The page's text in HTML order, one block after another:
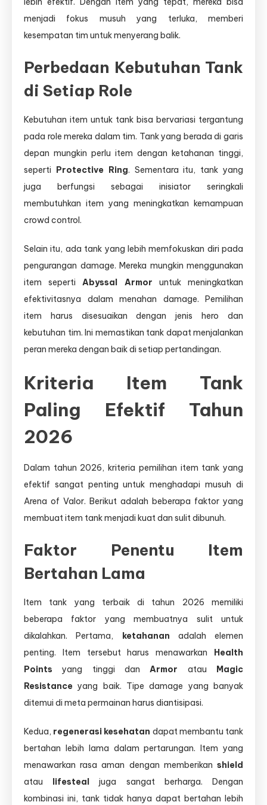
menjadi fokus musuh yang terluka, memberi
kesempatan tim untuk menyerang balik.
Perbedaan Kebutuhan Tank
di Setiap Role
Kebutuhan item untuk tank bisa bervariasi tergantung
pada role mereka dalam tim. Tank yang berada di garis
depan mungkin perlu item dengan ketahanan tinggi,
seperti Protective Ring. Sementara itu, tank yang
juga berfungsi sebagai inisiator seringkali
membutuhkan item yang meningkatkan kemampuan
crowd control.
Selain itu, ada tank yang lebih memfokuskan diri pada
pengurangan damage. Mereka mungkin menggunakan
item sepertiAbyssal Armor untuk meningkatkan
efektivitasnya dalam menahan damage. Pemilihan
item harus disesuaikan dengan jenis hero dan
kebutuhan tim. Ini memastikan tank dapat menjalankan
peran mereka dengan baik di setiap pertandingan.
Kriteria Item Tank
Paling Efektif Tahun
2026
Dalam tahun 2026, kriteria pemilihan item tank yang
efektif sangat penting untuk menghadapi musuh di
Arena of Valor. Berikut adalah beberapa faktor yang
membuat item tank menjadi kuat dan sulit dibunuh.
Faktor Penentu Item
Bertahan Lama
Item tank yang terbaik di tahun 2026 memiliki
beberapa faktor yang membuatnya sulit untuk
dikalahkan. Pertama, ketahanan adalah elemen
penting. Item tersebut harus menawarkan Health
Points yang tinggi danArmor atau Magic
Resistance yang baik. Tipe damage yang banyak
ditemui di meta permainan harus diantisipasi.
Kedua, regenerasi kesehatan dapat membantu tank
bertahan lebih lama dalam pertarungan. Item yang
menawarkan rasa aman dengan memberikan shield
atau lifesteal juga sangat berharga. Dengan
kombinasi ini, tank tidak hanya dapat bertahan lebih